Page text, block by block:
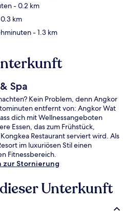
- 0.2 km
km
- 1.3 km
Spa
Kein Problem, denn Angkor
entfernt von: Angkor Wat
dich mit Wellnessangeboten
Essen, das zum Frühstück,
Restaurant serviert wird. Als
im luxuriösen Stil einen
Fitnessbereich.
zur Stornierung
Unterkunft